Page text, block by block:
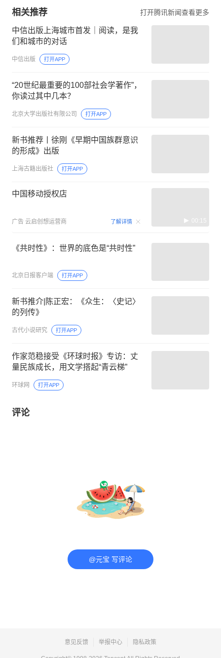
相关推荐 打开腾讯新闻查看更多
中信出版上海城市首发｜阅读，是我
们和城市的对话
中信出版 打开APP
“20世纪最重要的100部社会学著作”，
你读过其中几本？
北京大学出版社有限公司 打开APP
新书推荐丨徐刚《早期中国族群意识
的形成》出版
上海古籍出版社 打开APP
中国移动授权店
广告 云启创想运营商 了解详情 00:15
《共时性》：世界的底色是“共时性”
北京日报客户端 打开APP
新书推介|陈正宏：《众生：〈史记〉
的列传》
古代小说研究 打开APP
作家范稳接受《环球时报》专访：丈
量民族成长，用文学搭起“青云梯”
环球网 打开APP
评论
@元宝 写评论
意见反馈 举报中心 隐私政策